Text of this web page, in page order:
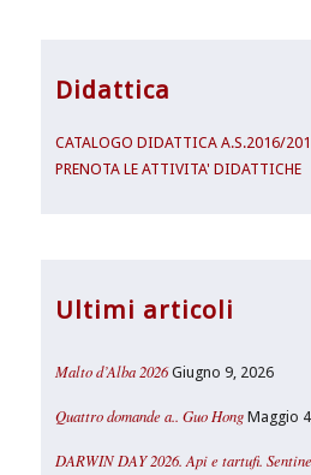
Didattica
CATALOGO DIDATTICA A.S.2016/
PRENOTA LE ATTIVITA' DIDATTICHE
Ultimi articoli
Malto d’Alba 2026 Giugno 9, 2026
Quattro domande a.. Guo Hong Maggio
DARWIN DAY 2026. Api e tartufi.